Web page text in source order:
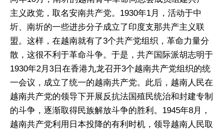
主义政党，取名安南共产党。1930年1月，活动于中
圻、南圻的一些进步分子成立了印度支那共产主义联
盟。这样，在越南就有了3个共产党组织，革命力量分
散，这很不利于革命斗争。于是，共产国际派胡志明于
1930年2月3日在香港九龙召开3个越南共产党组织的统
一会议，成立了统一的越南共产党。此后，越南人民在
越南共产党的领导下开展反抗法国殖民统治和封建专制
的斗争，逐渐取得民族解放斗争的胜利。1945年8月，
越南共产党利用日本投降的有利时机，领导越南人民取